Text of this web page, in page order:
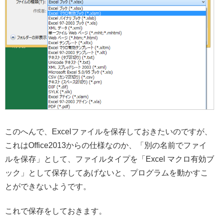
このへんで、Excelファイルを保存しておきたいのですが、
これはOffice2013からの仕様なのか、「別の名前でファイ
ルを保存」として、ファイルタイプを「Excel マクロ有効ブ
ック」として保存してあげないと、プログラムを動かすこ
とができないようです。
これで保存をしておきます。